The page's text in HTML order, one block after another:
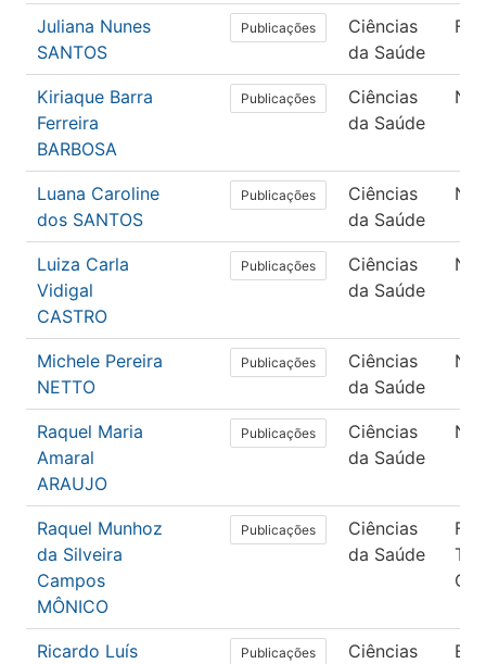
Juliana Nunes
SANTOS
Publicações
Ciências
da Saúde
Kiriaque Barra
Ferreira
BARBOSA
Publicações
Ciências
da Saúde
Luana Caroline
dos SANTOS
Publicações
Ciências
da Saúde
Luiza Carla
Vidigal
CASTRO
Publicações
Ciências
da Saúde
Michele Pereira
NETTO
Publicações
Ciências
da Saúde
Raquel Maria
Amaral
ARAUJO
Publicações
Ciências
da Saúde
Raquel Munhoz
da Silveira
Campos
MÔNICO
Publicações
Ciências
da Saúde
Ricardo Luís
Publicações
Ciências